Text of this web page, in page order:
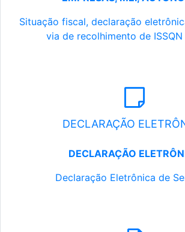
Situação fiscal, declaração
via de recolhimento de ISSQN
DECLARAÇÃO
DECLARAÇÃO
Declaração Eletrônica de